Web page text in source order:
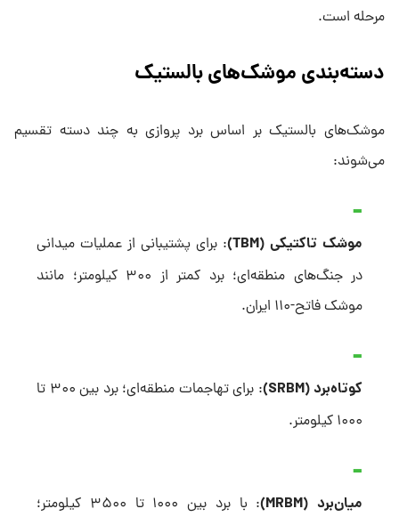
مرحله است.
دسته‌بندی موشک‌های بالستیک
موشک‌های بالستیک بر اساس برد پروازی به چند دسته تقسیم
می‌شوند:
موشک تاکتیکی (TBM)
: برای پشتیبانی از عملیات میدانی
در جنگ‌های منطقه‌ای؛ برد کمتر از ۳۰۰ کیلومتر؛ مانند
موشک فاتح-۱۱۰ ایران.
کوتاه‌برد (SRBM)
: برای تهاجمات منطقه‌ای؛ برد بین ۳۰۰ تا
۱۰۰۰ کیلومتر.
میان‌برد (MRBM)
: با برد بین ۱۰۰۰ تا ۳۵۰۰ کیلومتر؛